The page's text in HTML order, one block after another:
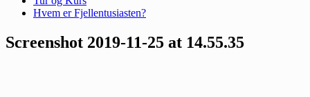
Hvem er Fjellentusiasten?
Screenshot 2019-11-25 at 14.55.35